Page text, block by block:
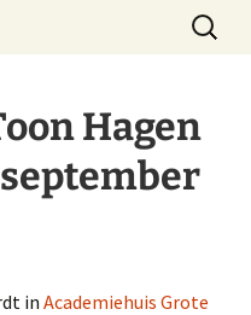
Kerk ZwolleZoeken
naar:
Hagen
in Academiehuis Grote